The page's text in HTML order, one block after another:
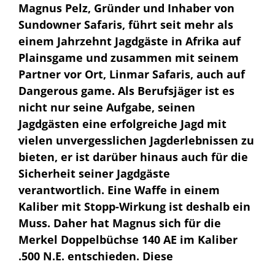
Magnus Pelz, Gründer und Inhaber von
Sundowner Safaris, führt seit mehr als
einem Jahrzehnt Jagdgäste in Afrika auf
Plainsgame und zusammen mit seinem
Partner vor Ort, Linmar Safaris, auch auf
Dangerous game. Als Berufsjäger ist es
nicht nur seine Aufgabe, seinen
Jagdgästen eine erfolgreiche Jagd mit
vielen unvergesslichen Jagderlebnissen zu
bieten, er ist darüber hinaus auch für die
Sicherheit seiner Jagdgäste
verantwortlich. Eine Waffe in einem
Kaliber mit Stopp-Wirkung ist deshalb ein
Muss. Daher hat Magnus sich für die
Merkel Doppelbüchse 140 AE im Kaliber
.500 N.E. entschieden. Diese